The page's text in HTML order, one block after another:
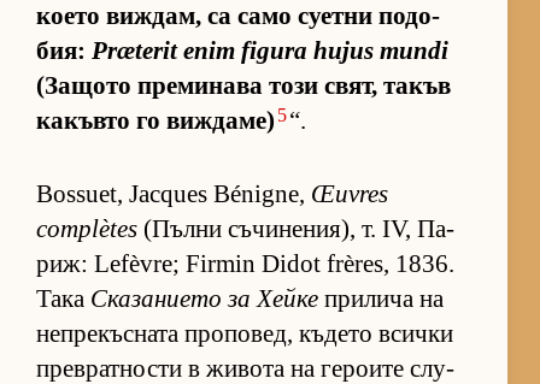
ко­ето виж­дам, са само су­етни по­до­
бия: Præterit enim figura hujus mundi
(За­щото пре­ми­нава този свят, та­къв
ка­къвто го виж­да­ме) 5“.
Bossuet, Jacques Bénigne, Œuvres
complètes (Пълни съ­чи­не­ни­я), т. IV, Па­
риж: Lefèvre; Firmin Didot frères, 1836.
Така Ска­за­ни­ето за Хейке при­лича на
неп­ре­къс­ната про­по­вед, къ­дето всички
прев­рат­ности в жи­вота на ге­ро­ите слу­